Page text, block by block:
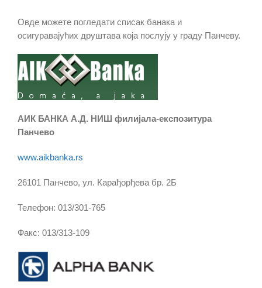
Овде можете погледати списак банака и
осигуравајућих друштава која послују у граду Панчеву.
АИК БАНКА А.Д. НИШ филијала-експозитура
Панчево
www.aikbanka.rs
26101 Панчево, ул. Карађорђева бр. 2Б
Телефон: 013/301-765
Факс: 013/313-109